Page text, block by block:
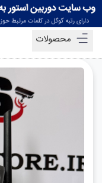
محصولات